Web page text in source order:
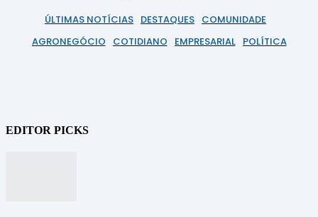
ÚLTIMAS NOTÍCIAS DESTAQUES COMUNIDADE
AGRONEGÓCIO
COTIDIANO EMPRESARIAL POLÍTICA
EDITOR PICKS